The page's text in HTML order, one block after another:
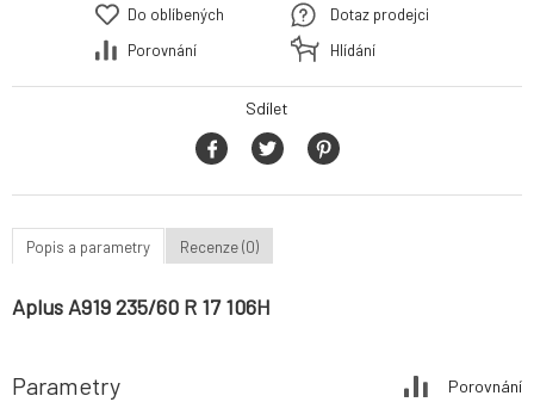
Do oblíbených
Porovnání
Dotaz prodejci
Hlídání
Sdílet
Popis a parametry Recenze (0)
Aplus A919 235/60 R 17 106H
Parametry Porovnání